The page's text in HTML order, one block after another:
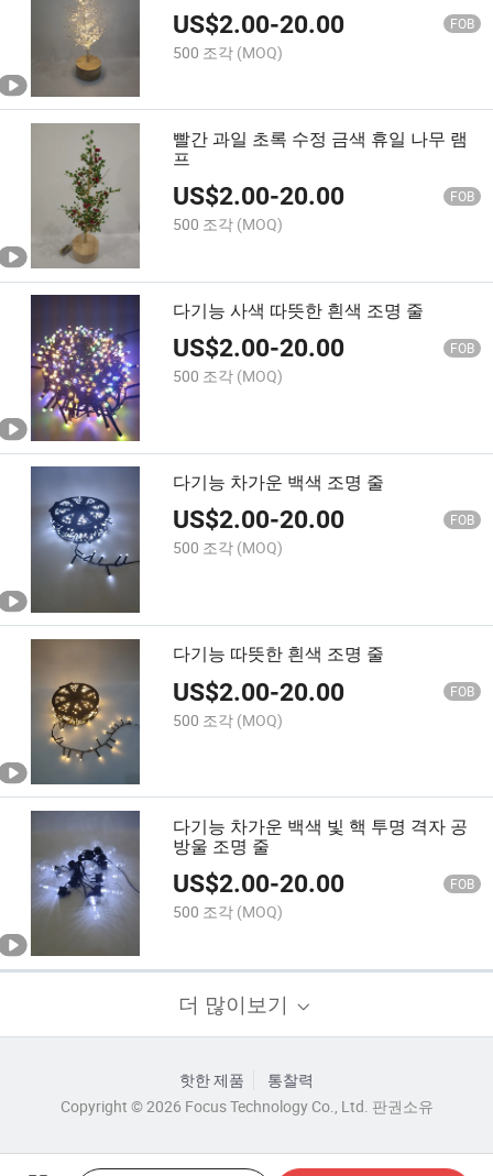
US$2.00-20.00 FOB
500 조각 (MOQ)
빨간 과일 초록 수정 금색 휴일 나무 램
프
US$2.00-20.00 FOB
500 조각 (MOQ)
다기능 사색 따뜻한 흰색 조명 줄
US$2.00-20.00 FOB
500 조각 (MOQ)
다기능 차가운 백색 조명 줄
US$2.00-20.00 FOB
500 조각 (MOQ)
다기능 따뜻한 흰색 조명 줄
US$2.00-20.00 FOB
500 조각 (MOQ)
다기능 차가운 백색 빛 핵 투명 격자 공
방울 조명 줄
US$2.00-20.00 FOB
500 조각 (MOQ)
더 많이보기
핫한 제품
통찰력
Copyright © 2026 Focus Technology Co., Ltd. 판권소유